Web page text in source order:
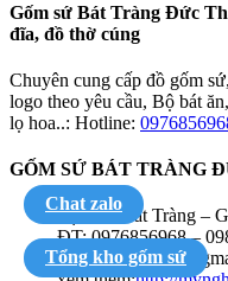
Gốm sứ Bát Tràng Đức
đĩa, đồ thờ cúng
Chuyên cung cấp đồ gốm
logo theo yêu cầu, Bộ bát
lọ hoa..: Hotline:
GỐM SỨ BÁT TRÀNG
Địa chỉ: Bát Tràng –
ĐT: 0976856968 –
Email:
Chat zalo
Tổng kho gốm sứ